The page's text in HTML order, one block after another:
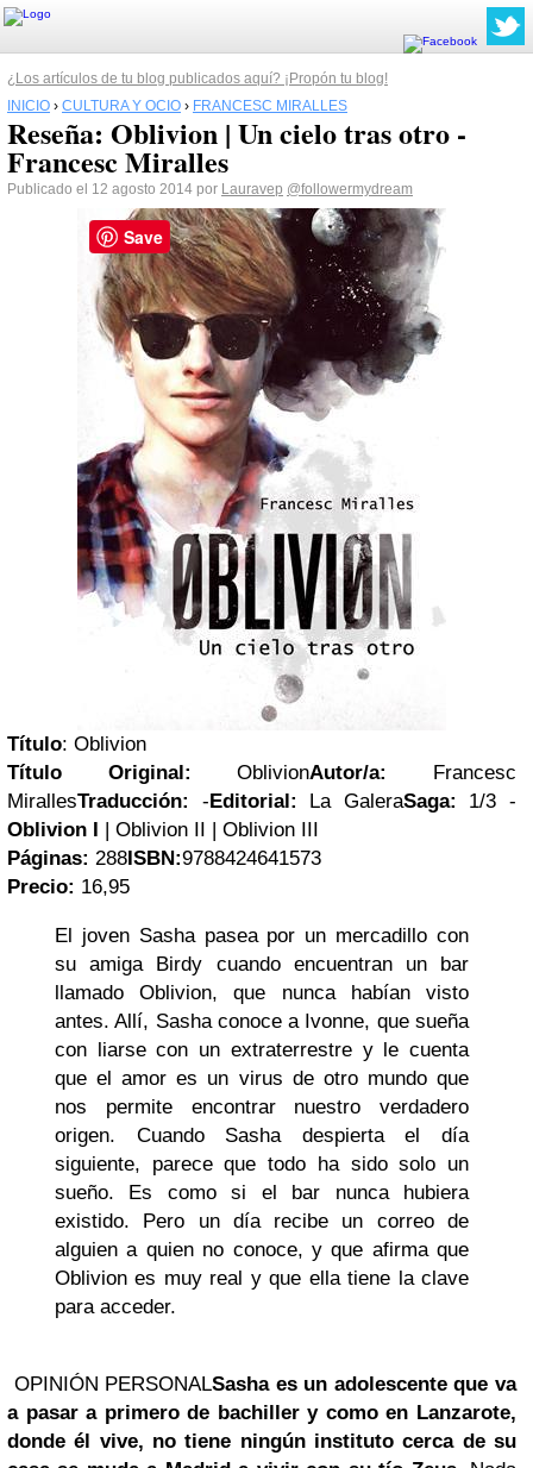
¿Los artículos de tu blog publicados aquí? ¡Propón tu blog!
INICIO › CULTURA Y OCIO › FRANCESC MIRALLES
Reseña: Oblivion | Un cielo tras otro -
Francesc Miralles
Publicado el 12 agosto 2014 por Lauravep @followermydream
Título: Oblivion
Título Original:OblivionAutor/a:
Francesc
MirallesTraducción: -Editorial: La GaleraSaga: 1/3 -
Oblivion I | Oblivion II | Oblivion III
Páginas: 288ISBN:9788424641573
Precio: 16,95
El joven Sasha pasea por un mercadillo con
su amiga Birdy cuando encuentran un bar
llamado Oblivion, que nunca habían visto
antes. Allí, Sasha conoce a Ivonne, que sueña
con liarse con un extraterrestre y le cuenta
que el amor es un virus de otro mundo que
nos permite encontrar nuestro verdadero
origen. Cuando Sasha despierta el día
siguiente, parece que todo ha sido solo un
sueño. Es como si el bar nunca hubiera
existido. Pero un día recibe un correo de
alguien a quien no conoce, y que afirma que
Oblivion es muy real y que ella tiene la clave
para acceder.
OPINIÓN PERSONALSasha es un adolescente que va
a pasar a primero de bachiller y como en Lanzarote,
donde él vive, no tiene ningún instituto cerca de su
Save